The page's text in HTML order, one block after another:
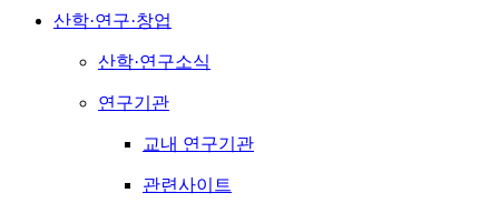
산학·연구·창업
산학·연구소식
연구기관
교내 연구기관
관련사이트